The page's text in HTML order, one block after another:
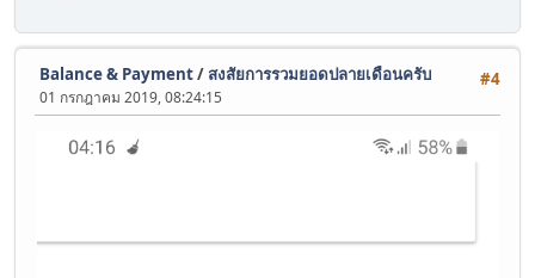
#4
Balance & Payment/ สงสัยการรวมยอดปลายเดือนครับ
01 กรกฎาคม 2019, 08:24:15